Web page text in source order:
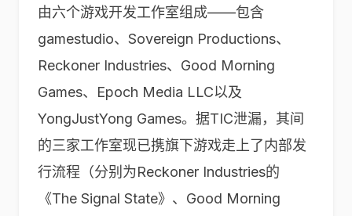
由六个游戏开发工作室组成——包含
gamestudio、Sovereign Productions、
Reckoner Industries、Good Morning
Games、Epoch Media LLC以及
YongJustYong Games。据TIC泄漏，其间
的三家工作室现已携旗下游戏走上了内部发
行流程（分别为Reckoner Industries的
《The Signal State》、Good Morning